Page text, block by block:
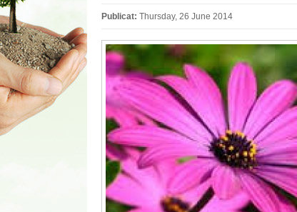
Publicat: Thursday, 26 June 2014